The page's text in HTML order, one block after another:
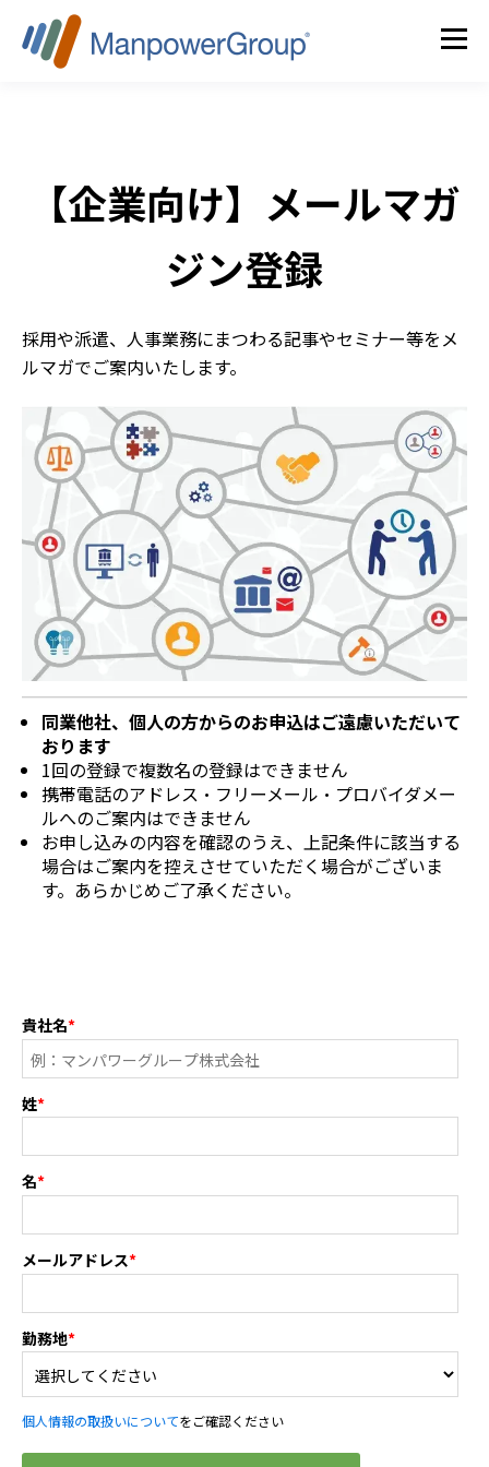
【企業向け】メールマガ
ジン登録
採用や派遣、人事業務にまつわる記事やセミナー等をメ
ルマガでご案内いたします。
同業他社、個人の方からのお申込はご遠慮いただいて
おります
1回の登録で複数名の登録はできません
携帯電話のアドレス・フリーメール・ プロバイダメー
ルへのご案内はできません
お申し込みの内容を確認のうえ、上記条件に該当する
場合はご案内を控えさせていただく場合がございま
す。あらかじめご了承ください。
貴社名*
姓*
名*
メールアドレス*
勤務地*
個人情報の取扱いについてをご確認ください